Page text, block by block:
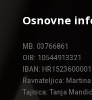
Osnovne
MB: 03766861
OIB: 10544913321
IBAN:
Ravnateljica:
Tajnica: Tanja